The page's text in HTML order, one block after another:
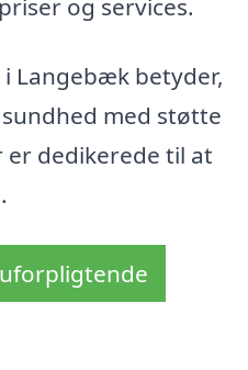
og services.
Langebæk betyder,
med støtte
dedikerede til at